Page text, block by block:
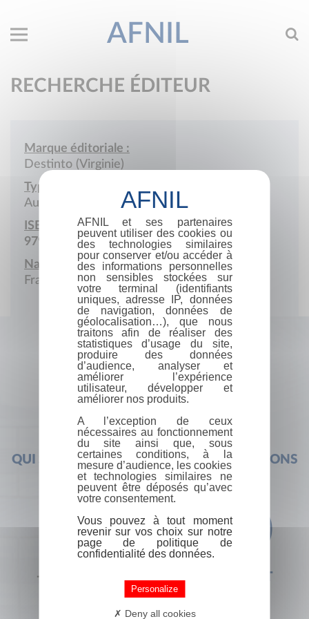
AFNIL
RECHERCHE ÉDITEUR
Marque éditoriale :
Destinto (Virginie)
Type de société :
Auto-édition
ISBN :
979-10-415-6783-6
Nationalité :
France
QUI SOMMES-NOUS ? FOIRE AUX QUESTIONS
+33 (0) 1 44 41 29 19 CONTACT
AFNIL et ses partenaires
peuvent utiliser des cookies ou
des technologies similaires
pour conserver et/ou accéder à
des informations personnelles
non sensibles stockées sur
votre terminal (identifiants
uniques, adresse IP, données
de navigation, données de
géolocalisation…), que nous
traitons afin de réaliser des
statistiques d’usage du site,
produire des données
d’audience, analyser et
améliorer l’expérience
utilisateur, développer et
améliorer nos produits.
A l’exception de ceux
nécessaires au fonctionnement
du site ainsi que, sous
certaines conditions, à la
mesure d’audience, les cookies
et technologies similaires ne
peuvent être déposés qu’avec
votre consentement.
Vous pouvez à tout moment
revenir sur vos choix sur notre
page de politique de
confidentialité des données.
Personalize
Deny all cookies